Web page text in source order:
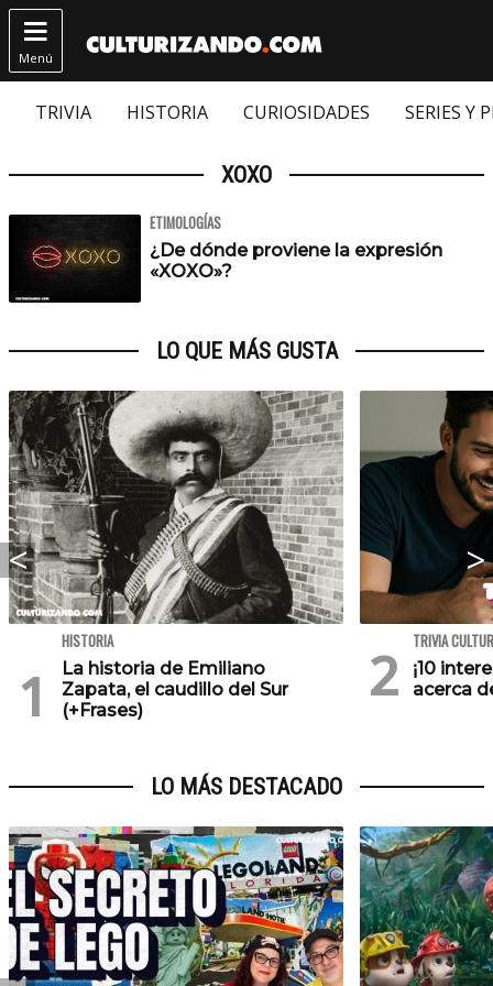

Menú
TRIVIA HISTORIA CURIOSIDADES SERIES Y
XOXO
ETIMOLOGÍAS
¿De dónde proviene la expresión
«XOXO»?
LO QUE MÁS GUSTA
HISTORIA
La historia de Emiliano
Zapata, el caudillo del Sur
(+Frases)
TRIVIA
¡10
acerca
LO MÁS DESTACADO